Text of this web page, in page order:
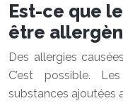
Est-ce que
être
Des allergies
C’est possible.
substances ajoutées